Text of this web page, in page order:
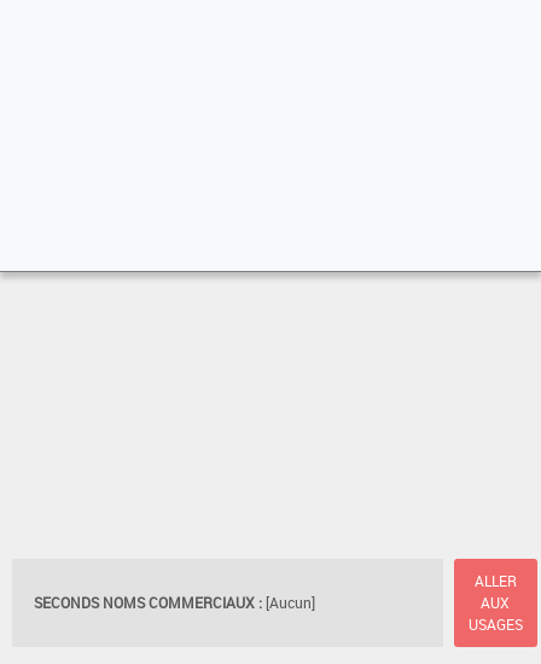
SECONDS NOMS COMMERCIAUX : [Aucun]
ALLER
AUX
USAGES